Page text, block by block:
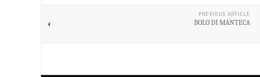
PREVIOUS ARTICLE
BOLO DI MANTECA